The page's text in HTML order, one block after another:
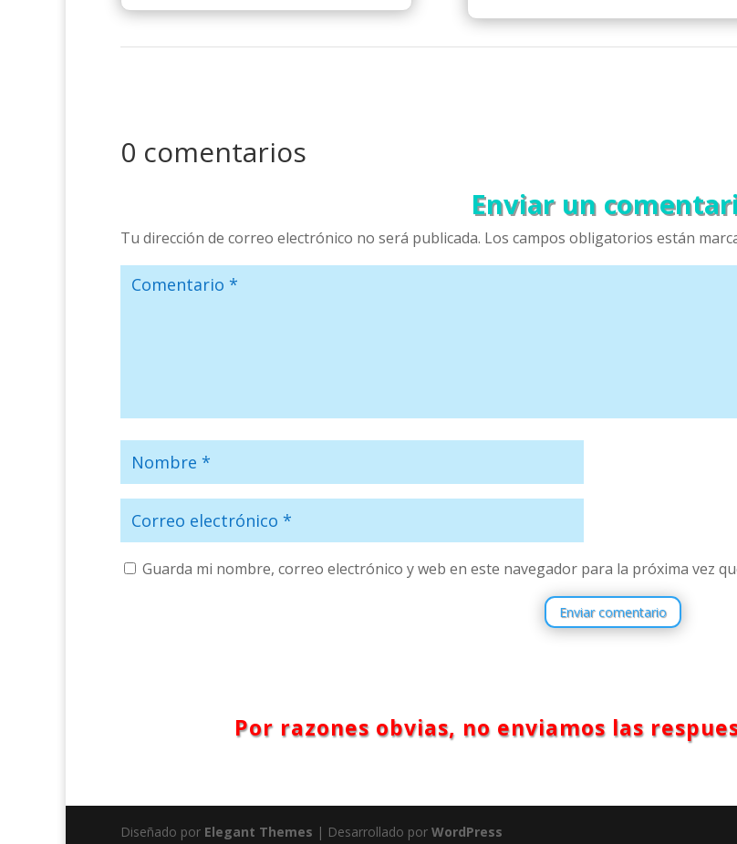
0 comentarios
Enviar un
Tu dirección de correo electrónico no será publicada. Los campos obligatorios están
Guarda mi nombre, correo electrónico y web en este navegador para la próxima vez
Enviar comentario
Por razones obvias, no enviamos las
Diseñado por Elegant Themes | Desarrollado por WordPress